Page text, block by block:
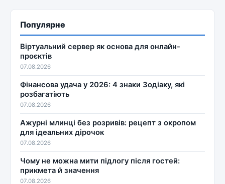
Популярне
Віртуальний сервер як основа для онлайн-
проєктів
07.08.2026
Фінансова удача у 2026: 4 знаки Зодіаку, які
розбагатіють
07.08.2026
Ажурні млинці без розривів: рецепт з окропом
для ідеальних дірочок
07.08.2026
Чому не можна мити підлогу після гостей:
прикмета й значення
07.08.2026